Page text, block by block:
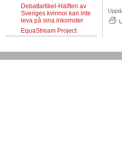
Debattartikel-Hälften av
Sveriges kvinnor kan inte
leva på sina inkomster
EquaStream Project